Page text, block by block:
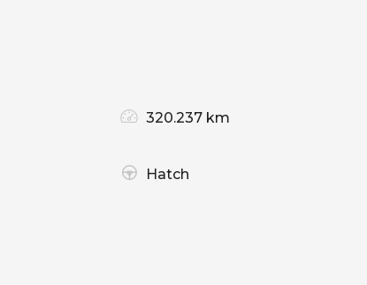
320.237 km
Hatch